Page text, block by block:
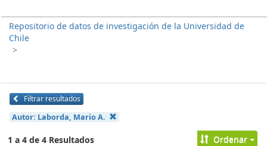
Repositorio de datos de investigación de la Universidad de
Chile
>
Filtrar resultados
Autor: Laborda, Mario A.
1 a 4 de 4 Resultados Ordenar